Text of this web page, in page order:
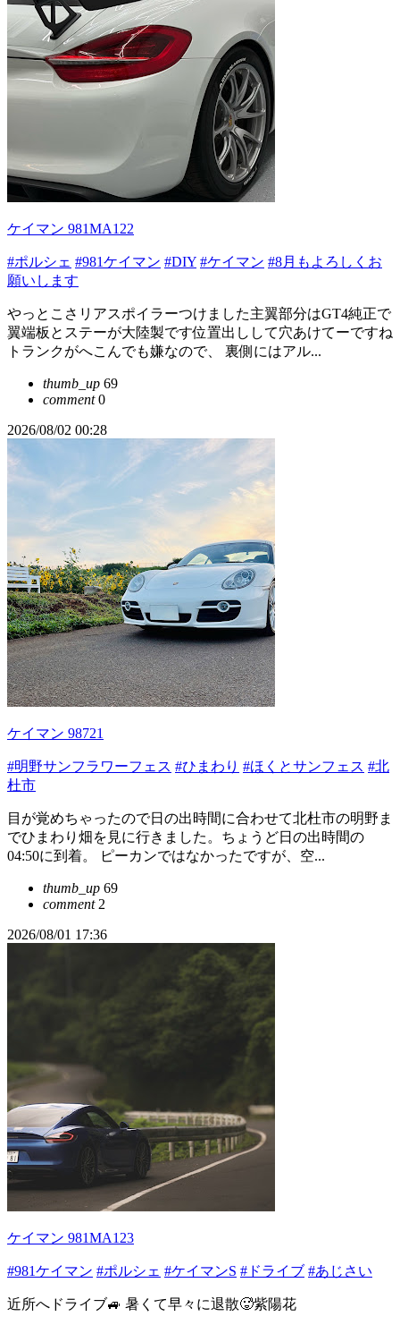
ケイマン 981MA122
#ポルシェ #981ケイマン #DIY #ケイマン #8月もよろしくお
願いします
やっとこさリアスポイラーつけました主翼部分はGT4純正で
翼端板とステーが大陸製です位置出しして穴あけてーですね
トランクがへこんでも嫌なので、 裏側にはアル...
thumb_up 69
comment0
2026/08/02 00:28
ケイマン 98721
#明野サンフラワーフェス #ひまわり #ほくとサンフェス #北
杜市
目が覚めちゃったので日の出時間に合わせて北杜市の明野ま
でひまわり畑を見に行きました。ちょうど日の出時間の
04:50に到着。 ピーカンではなかったですが、空...
thumb_up 69
comment2
2026/08/01 17:36
ケイマン 981MA123
#981ケイマン #ポルシェ #ケイマンS #ドライブ #あじさい
近所へドライブ🚙 暑くて早々に退散🥵紫陽花